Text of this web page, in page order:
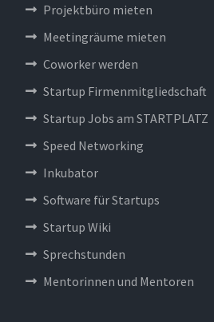
Projektbüro mieten
Meetingräume mieten
Coworker werden
Startup Firmenmitgliedschaft
Startup Jobs am STARTPLATZ
Speed Networking
Inkubator
Software für Startups
Startup Wiki
Sprechstunden
Mentorinnen und Mentoren